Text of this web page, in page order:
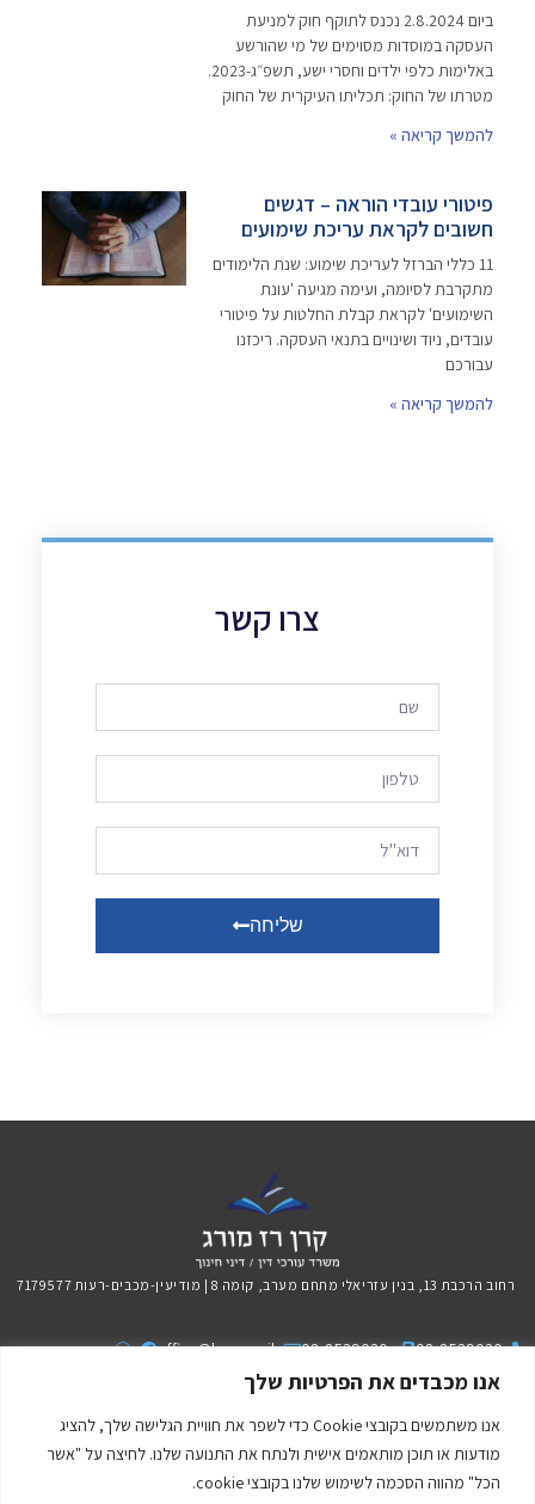
אנו מכבדים את הפרטיות שלך
אנו משתמשים בקובצי Cookie כדי לשפר את חוויית הגלישה שלך, להציג
מודעות או תוכן מותאמים אישית ולנתח את התנועה שלנו. לחיצה על "אשר
הכל" מהווה הסכמה לשימוש שלנו בקובצי cookie.
ביום 2.8.2024 נכנס לתוקף חוק למניעת
העסקה במוסדות מסוימים של מי שהורשע
באלימות כלפי ילדים וחסרי ישע, תשפ״ג-2023.
מטרתו של החוק: תכליתו העיקרית של החוק
להמשך קריאה »
פיטורי עובדי הוראה – דגשים
חשובים לקראת עריכת שימועים
11 כללי הברזל לעריכת שימוע: שנת הלימודים
מתקרבת לסיומה, ועימה מגיעה 'עונת
השימועים' לקראת קבלת החלטות על פיטורי
עובדים, ניוד ושינויים בתנאי העסקה. ריכזנו
עבורכם
להמשך קריאה »
צרו קשר
שליחה
רחוב הרכבת 13, בנין עזריאלי מתחם מערב, קומה 8 | מודיעין-מכבים-רעות 7179577
08-8539020
08-8539030
office@kraz.co.il
הרשמה לניוזלטר